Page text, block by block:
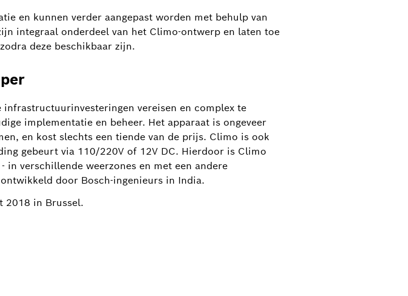
en kunnen verder aangepast worden met behulp van
integraal onderdeel van het Climo-ontwerp en laten toe
deze beschikbaar zijn.
vereisen en complex te
implementatie en beheer. Het apparaat is ongeveer
en kost slechts een tiende van de prijs. Climo is ook
gebeurt via 110/220V of 12V DC. Hierdoor is Climo
in verschillende weerzones en met een andere
door Bosch-ingenieurs in India.
2018 in Brussel.